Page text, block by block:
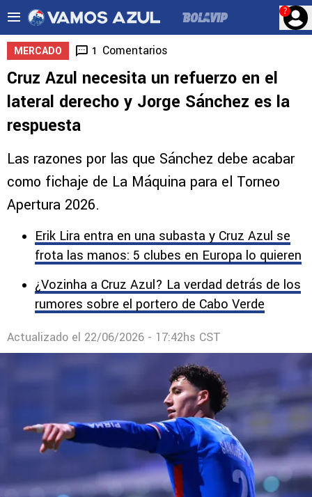
?
MERCADO 1 Comentarios
Cruz Azul necesita un refuerzo en el
lateral derecho y Jorge Sánchez es la
respuesta
Las razones por las que Sánchez debe acabar
como fichaje de La Máquina para el Torneo
Apertura 2026.
Erik Lira entra en una subasta y Cruz Azul se
frota las manos: 5 clubes en Europa lo quieren
¿Vozinha a Cruz Azul? La verdad detrás de los
rumores sobre el portero de Cabo Verde
Actualizado el 22/06/2026 - 17:42hs CST